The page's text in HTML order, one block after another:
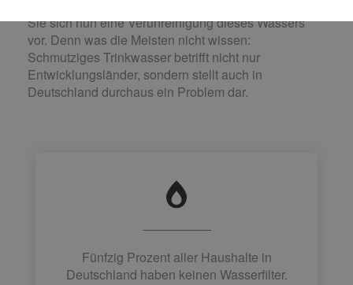
Sie sich nun eine Verunreinigung dieses Wassers
vor. Denn was die Meisten nicht wissen:
Schmutziges Trinkwasser betrifft nicht nur
Entwicklungsländer, sondern stellt auch in
Deutschland durchaus ein Problem dar.
Fünfzig Prozent aller Haushalte in
Deutschland haben keinen Wasserfilter.